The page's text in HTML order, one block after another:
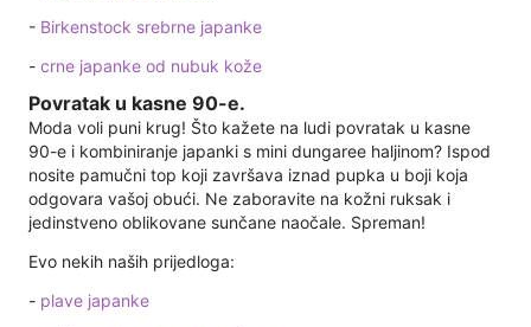
- Birkenstock srebrne japanke
- crne japanke od nubuk kože
Povratak u kasne 90-e.
Moda voli puni krug! Što kažete na ludi povratak u kasne
90-e i kombiniranje japanki s mini dungaree haljinom? Ispod
nosite pamučni top koji završava iznad pupka u boji koja
odgovara vašoj obući. Ne zaboravite na kožni ruksak i
jedinstveno oblikovane sunčane naočale. Spreman!
Evo nekih naših prijedloga:
- plave japanke